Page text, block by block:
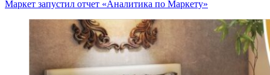
Маркет запустил отчет «Аналитика по Маркету»